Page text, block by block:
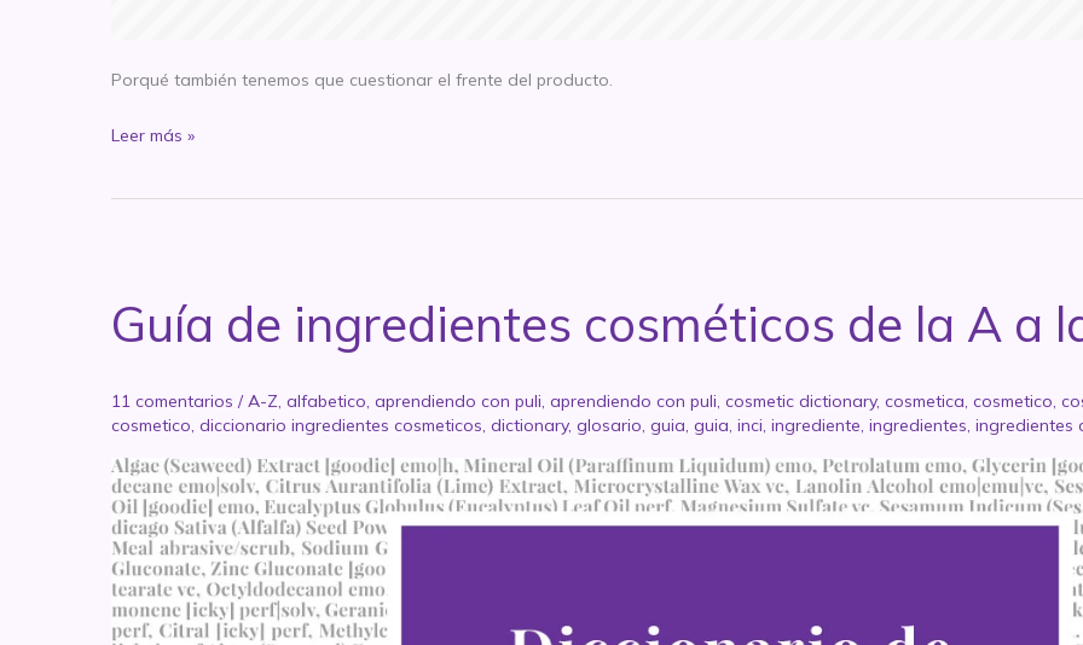
Porqué también tenemos que cuestionar el frente del producto.
La
es
Leer más »
Guía de ingredientes cosméticos de la A a
11 comentarios /A-Z, alfabetico, aprendiendo con puli, aprendiendo con puli, cosmetic dictionary, cosmetica, cosmetico,
cosmetico, diccionario ingredientes cosmeticos, dictionary, glosario, guia, guia, inci, ingrediente, ingredientes, ingredientes